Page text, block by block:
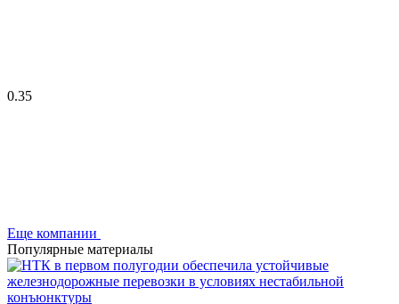
0.35
Еще компании
Популярные материалы